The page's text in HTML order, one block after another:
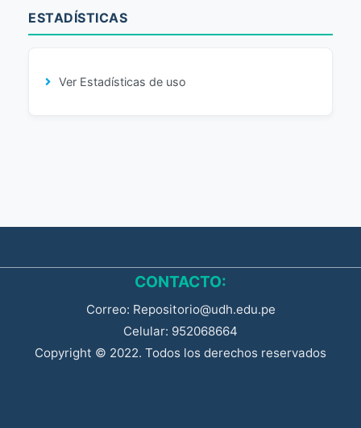
ESTADÍSTICAS
Ver Estadísticas de uso
CONTACTO:
Correo: Repositorio@udh.edu.pe
Celular: 952068664
Copyright © 2022. Todos los derechos reservados